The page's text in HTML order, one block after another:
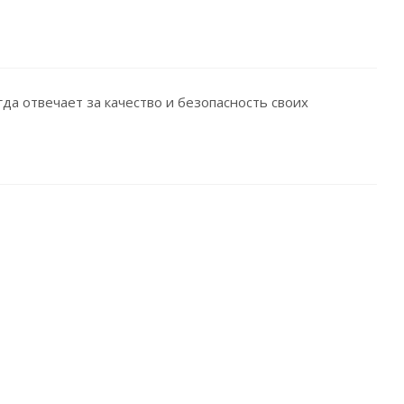
отвечает за качество и безопасность своих